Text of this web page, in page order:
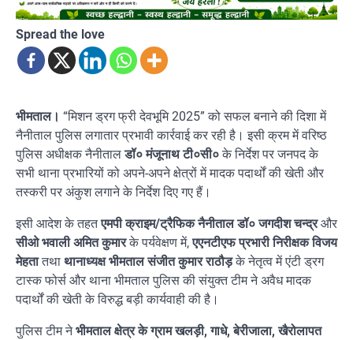
Spread the love
भीमताल। “मिशन ड्रग फ्री देवभूमि 2025” को सफल बनाने की दिशा में
नैनीताल पुलिस लगातार प्रभावी कार्रवाई कर रही है। इसी क्रम में वरिष्ठ
पुलिस अधीक्षक नैनीतालडॉ० मंजूनाथ टी०सी०के निर्देश पर जनपद के
सभी थाना प्रभारियों को अपने-अपने क्षेत्रों में मादक पदार्थों की खेती और
तस्करी पर अंकुश लगाने के निर्देश दिए गए हैं।
इसी आदेश के तहतएमपी क्राइम/ट्रैफिक नैनीताल डॉ० जगदीश चन्द्रऔर
सीओ भवाली अमित कुमारके पर्यवेक्षण में,एएनटीएफ प्रभारी निरीक्षक विजय
मेहतातथा थानाध्यक्ष भीमताल संजीत कुमार राठौड़के नेतृत्व में एंटी ड्रग
टास्क फोर्स और थाना भीमताल पुलिस की संयुक्त टीम ने अवैध मादक
पदार्थों की खेती के विरुद्ध बड़ी कार्यवाही की है।
पुलिस टीम नेभीमताल क्षेत्र के ग्राम खलड़ी, गाधे, बेरीजाला, खैरोलापत